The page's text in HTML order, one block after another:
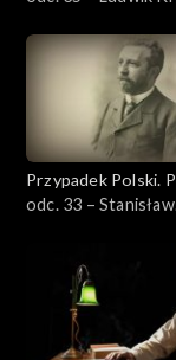
Przypadek Polski.
idee
odc. 33 – Stanisław